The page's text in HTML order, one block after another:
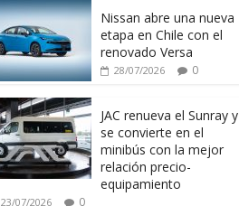
Nissan abre una nueva
etapa en Chile con el
renovado Versa
28/07/2026 0
JAC renueva el Sunray y
se convierte en el
minibús con la mejor
relación precio-
equipamiento
23/07/2026 0